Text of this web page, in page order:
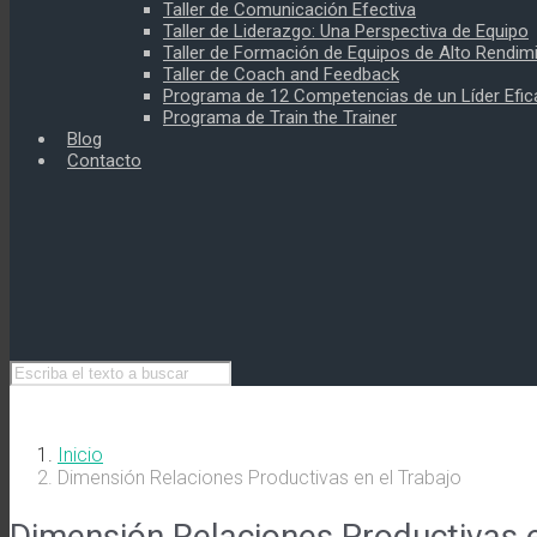
Taller de Comunicación Efectiva
Taller de Liderazgo: Una Perspectiva de Equipo
Taller de Formación de Equipos de Alto
Taller de Coach and Feedback
Programa de 12 Competencias de un Líder
Programa de Train the Trainer
Blog
Contacto
Inicio
Dimensión Relaciones Productivas en el Trabajo